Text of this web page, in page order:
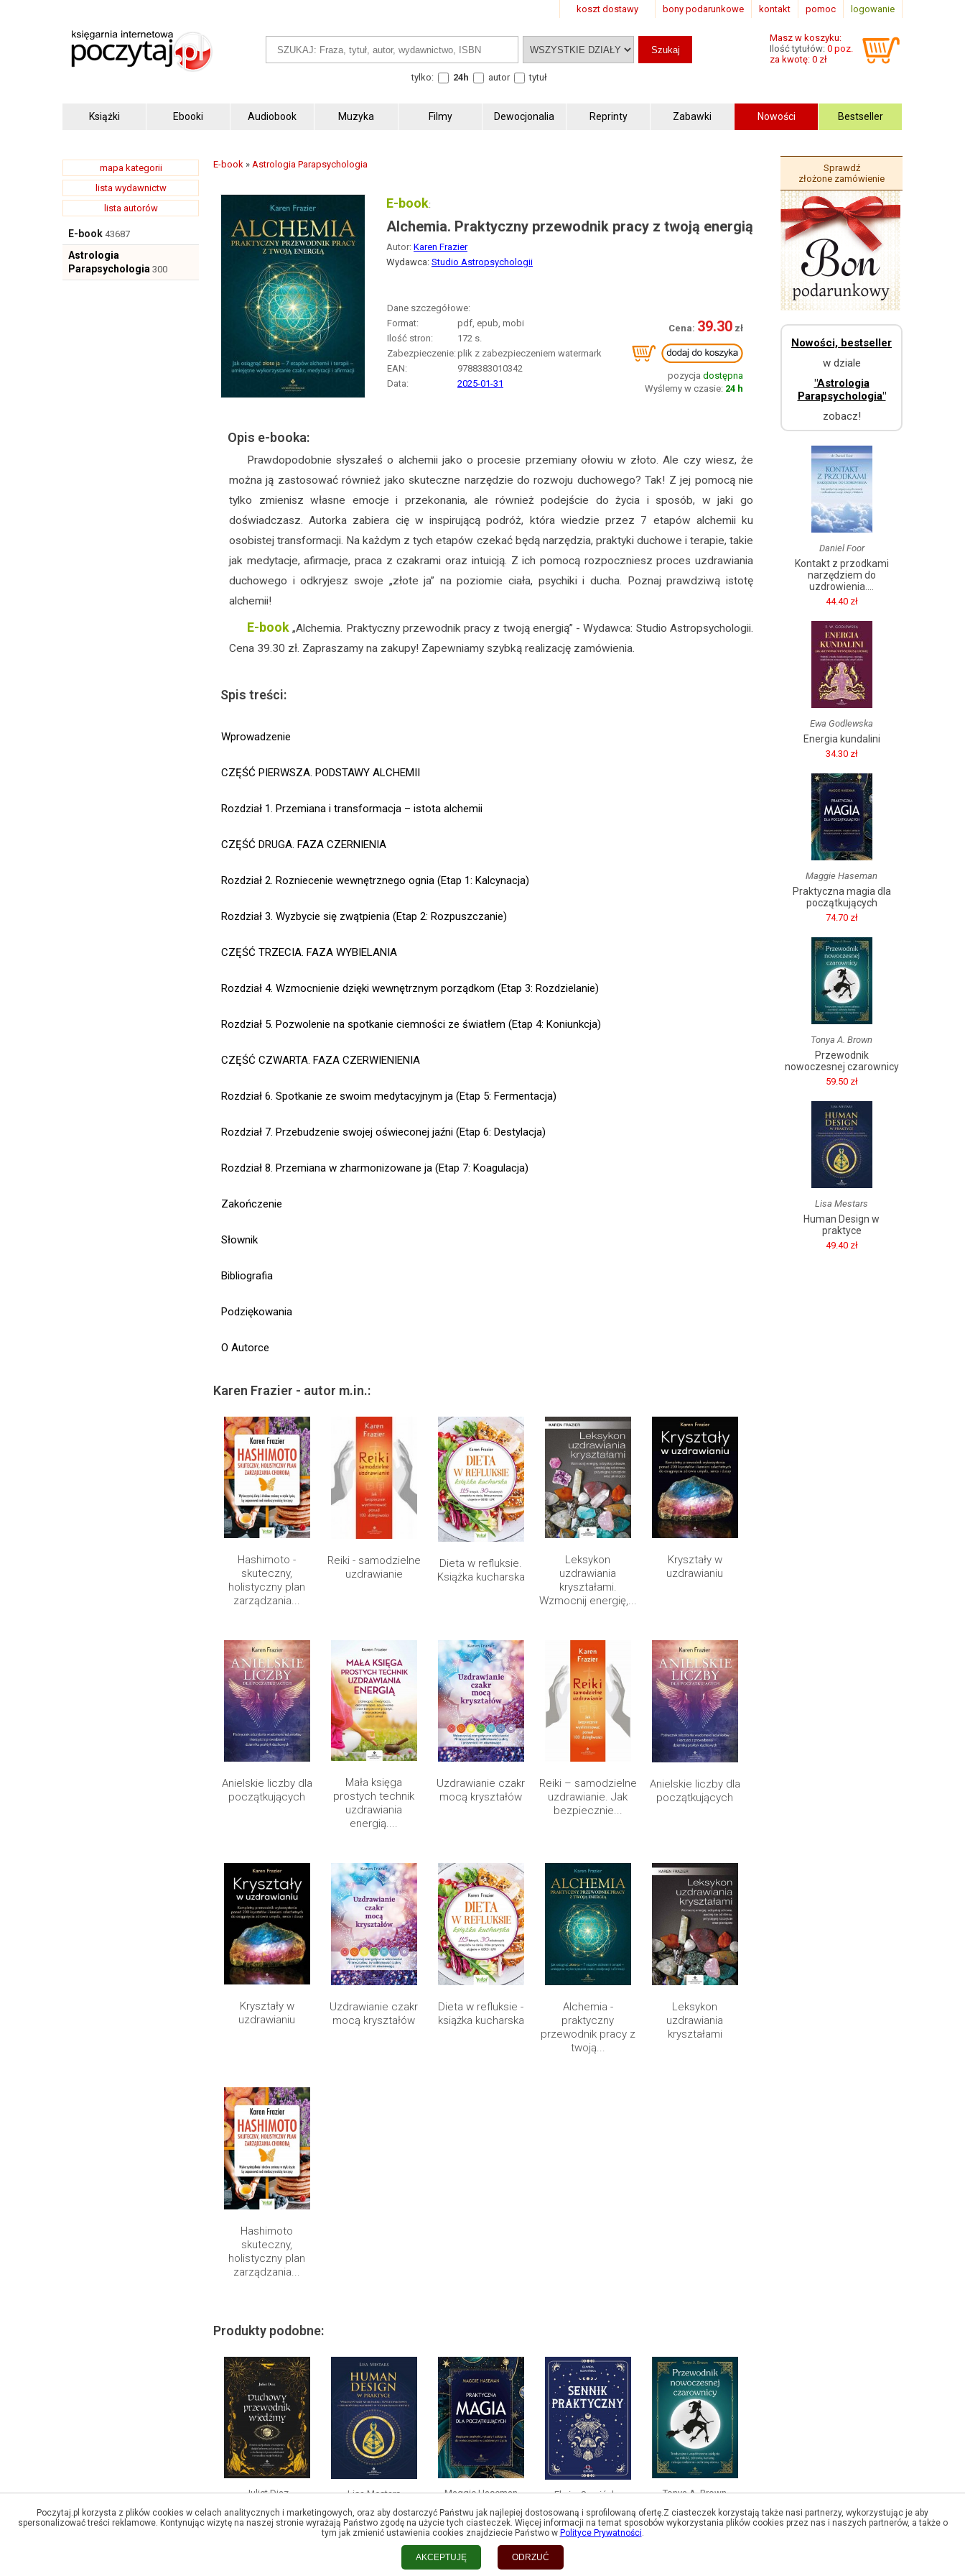
logowanie
pomoc
kontakt
bony podarunkowe
koszt dostawy
Masz w koszyku:
Ilość tytułów: 0 poz.
za kwotę: 0 zł
tylko:
24h autor tytuł
Książki Ebooki Audiobook Muzyka Filmy Dewocjonalia Reprinty Zabawki Nowości Bestseller
mapa kategorii
lista wydawnictw
lista autorów
E-book 43687
Astrologia
Parapsychologia 300
E-book » Astrologia Parapsychologia
E-book:
Alchemia. Praktyczny przewodnik pracy z twoją energią
Autor: Karen Frazier
Wydawca: Studio Astropsychologii
Dane szczegółowe:
Format:
pdf, epub, mobi
Ilość stron:
172 s.
Zabezpieczenie: plik z zabezpieczeniem watermark
EAN:
9788383010342
Data:
2025-01-31
39.30
pozycja dostępna
Wyślemy w czasie: 24 h
Opis e-booka:
Prawdopodobnie słyszałeś o alchemii jako o procesie przemiany ołowiu w złoto. Ale czy wiesz, że
można ją zastosować również jako skuteczne narzędzie do rozwoju duchowego? Tak! Z jej pomocą nie
tylko zmienisz własne emocje i przekonania, ale również podejście do życia i sposób, w jaki go
doświadczasz. Autorka zabiera cię w inspirującą podróż, która wiedzie przez 7 etapów alchemii ku
osobistej transformacji. Na każdym z tych etapów czekać będą narzędzia, praktyki duchowe i terapie, takie
jak medytacje, afirmacje, praca z czakrami oraz intuicją. Z ich pomocą rozpoczniesz proces uzdrawiania
duchowego i odkryjesz swoje „złote ja” na poziomie ciała, psychiki i ducha. Poznaj prawdziwą istotę
alchemii!
E-book „Alchemia. Praktyczny przewodnik pracy z twoją energią” - Wydawca: Studio Astropsychologii.
Cena 39.30 zł. Zapraszamy na zakupy! Zapewniamy szybką realizację zamówienia.
Spis treści:
Wprowadzenie
CZĘŚĆ PIERWSZA. PODSTAWY ALCHEMII
Rozdział 1. Przemiana i transformacja – istota alchemii
CZĘŚĆ DRUGA. FAZA CZERNIENIA
Rozdział 2. Rozniecenie wewnętrznego ognia (Etap 1: Kalcynacja)
Rozdział 3. Wyzbycie się zwątpienia (Etap 2: Rozpuszczanie)
CZĘŚĆ TRZECIA. FAZA WYBIELANIA
Rozdział 4. Wzmocnienie dzięki wewnętrznym porządkom (Etap 3: Rozdzielanie)
Rozdział 5. Pozwolenie na spotkanie ciemności ze światłem (Etap 4: Koniunkcja)
CZĘŚĆ CZWARTA. FAZA CZERWIENIENIA
Rozdział 6. Spotkanie ze swoim medytacyjnym ja (Etap 5: Fermentacja)
Rozdział 7. Przebudzenie swojej oświeconej jaźni (Etap 6: Destylacja)
Rozdział 8. Przemiana w zharmonizowane ja (Etap 7: Koagulacja)
Zakończenie
Słownik
Bibliografia
Podziękowania
O Autorce
Karen Frazier - autor m.in.:
Hashimoto -
skuteczny,
holistyczny plan
zarządzania...
Reiki - samodzielne
uzdrawianie
Dieta w refluksie.
Książka kucharska
Leksykon
uzdrawiania
kryształami.
Wzmocnij energię,...
Kryształy w
uzdrawianiu
Anielskie liczby dla
początkujących
Mała księga
prostych technik
uzdrawiania
energią....
Uzdrawianie czakr
mocą kryształów
Reiki – samodzielne
uzdrawianie. Jak
bezpiecznie...
Anielskie liczby dla
początkujących
Kryształy w
uzdrawianiu
Uzdrawianie czakr
mocą kryształów
Dieta w refluksie -
książka kucharska
Alchemia -
praktyczny
przewodnik pracy z
twoją...
Leksykon
uzdrawiania
kryształami
Hashimoto
skuteczny,
holistyczny plan
zarządzania...
Produkty podobne:
Juliet Diaz
Duchowy
przewodnik
Lisa Mestars
Human Design w
praktyce
Maggie Haseman
Praktyczna magia
dla początkujących
Elwira Sowińska
Sennik praktyczny
Tonya A. Brown
Przewodnik
nowoczesnej
Sprawdź
złożone zamówienie
Nowości, bestseller
w dziale
"Astrologia
Parapsychologia"
zobacz!
Daniel Foor
Kontakt z przodkami
narzędziem do
uzdrowienia....
44.40 zł
Ewa Godlewska
Energia kundalini
34.30 zł
Maggie Haseman
Praktyczna magia dla
początkujących
74.70 zł
Tonya A. Brown
Przewodnik
nowoczesnej czarownicy
59.50 zł
Lisa Mestars
Human Design w
praktyce
49.40 zł
Poczytaj.pl korzysta z plików cookies w celach analitycznych i marketingowych, oraz aby dostarczyć Państwu jak najlepiej dostosowaną i sprofilowaną ofertę.Z ciasteczek korzystają także nasi partnerzy, wykorzystując je aby
spersonalizować treści reklamowe. Kontynując wizytę na naszej stronie wyrażają Państwo zgodę na użycie tych ciasteczek. Więcej informacji na temat sposobów wykorzystania plików cookies przez nas i naszych partnerów, a także o
tym jak zmienić ustawienia cookies znajdziecie Państwo w Polityce Prywatności.
AKCEPTUJĘ ODRZUĆ